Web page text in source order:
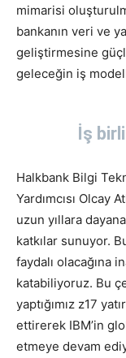
mimarisi
bankanın veri ve
geliştirmesine
geleceğin iş
İş
Halkbank Bilgi
Yardımcısı Olcay
uzun yıllara
katkılar sunuyor.
faydalı olacağına
katabiliyoruz. Bu
yaptığımız z17
ettirerek IBM’in
etmeye devam